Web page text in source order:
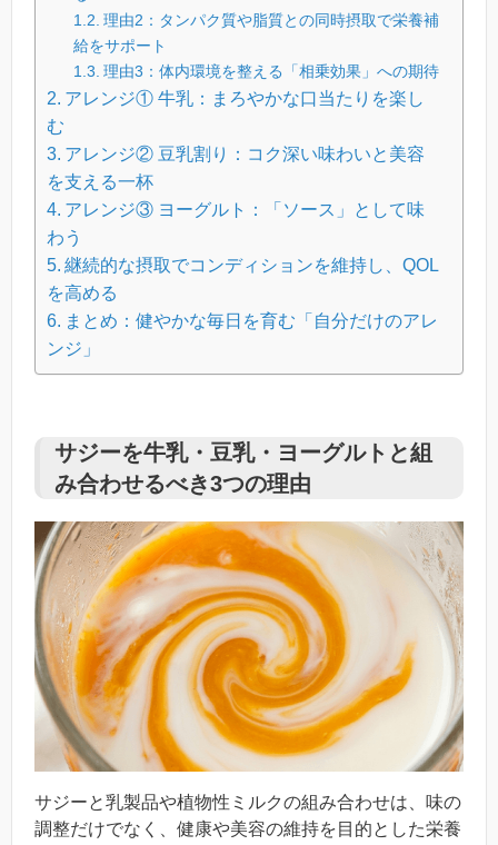
理由2：タンパク質や脂質との同時摂取で栄養補
給をサポート
理由3：体内環境を整える「相乗効果」への期待
アレンジ① 牛乳：まろやかな口当たりを楽し
む
アレンジ② 豆乳割り：コク深い味わいと美容
を支える一杯
アレンジ③ ヨーグルト：「ソース」として味
わう
継続的な摂取でコンディションを維持し、QOL
を高める
まとめ：健やかな毎日を育む「自分だけのアレ
ンジ」
サジーを牛乳・豆乳・ヨーグルトと組
み合わせるべき3つの理由
サジーと乳製品や植物性ミルクの組み合わせは、味の
調整だけでなく、健康や美容の維持を目的とした栄養